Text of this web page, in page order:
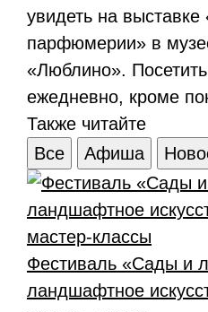
увидеть на выставке
парфюмерии» в
«Люблино».
ежедневно, кроме
Также читайте
Все
Афиша
Фестиваль «Сады и
ландшафтное